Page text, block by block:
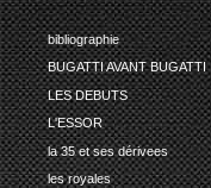
bibliographie
BUGATTI AVANT BUGATTI
LES DEBUTS
L'ESSOR
la 35 et ses dérivees
les royales